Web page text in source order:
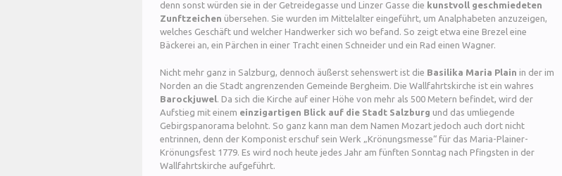
denn sonst würden sie in der Getreidegasse und Linzer Gasse die kunstvoll geschmiedeten
Zunftzeichen übersehen. Sie wurden im Mittelalter eingeführt, um Analphabeten anzuzeigen,
welches Geschäft und welcher Handwerker sich wo befand. So zeigt etwa eine Brezel eine
Bäckerei an, ein Pärchen in einer Tracht einen Schneider und ein Rad einen Wagner.
Nicht mehr ganz in Salzburg, dennoch äußerst sehenswert ist die Basilika Maria Plain in der im
Norden an die Stadt angrenzenden Gemeinde Bergheim. Die Wallfahrtskirche ist ein wahres
Barockjuwel . Da sich die Kirche auf einer Höhe von mehr als 500 Metern befindet, wird der
Aufstieg mit einem einzigartigen Blick auf die Stadt Salzburg und das umliegende
Gebirgspanorama belohnt. So ganz kann man dem Namen Mozart jedoch auch dort nicht
entrinnen, denn der Komponist erschuf sein Werk „Krönungsmesse“ für das Maria-Plainer-
Krönungsfest 1779. Es wird noch heute jedes Jahr am fünften Sonntag nach Pfingsten in der
Wallfahrtskirche aufgeführt.